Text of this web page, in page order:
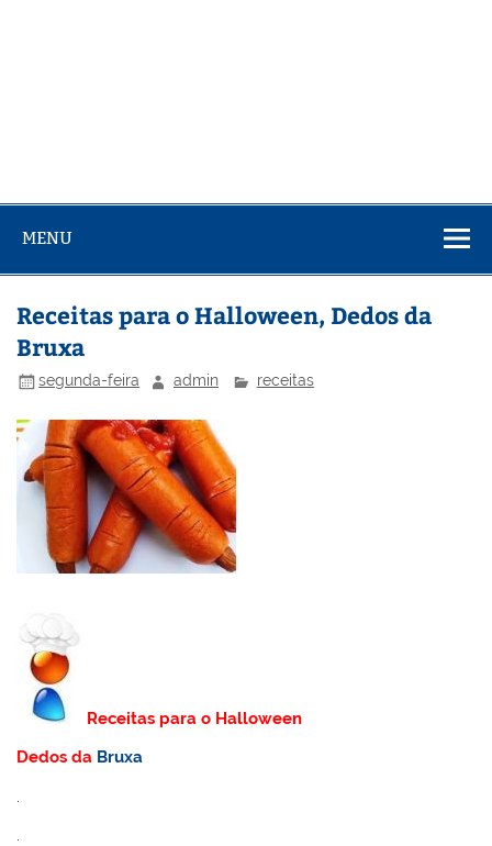
MENU
Receitas para o Halloween, Dedos da
Bruxa
segunda-feira admin receitas
Receitas para o Halloween
Dedos da Bruxa
.